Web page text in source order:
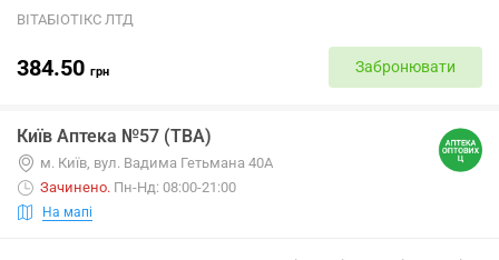
ВІТАБІОТІКС ЛТД
384.50 грн Забронювати
Київ Аптека №57 (ТВА)
м. Київ, вул. Вадима Гетьмана 40А
Зачинено. Пн-Нд: 08:00-21:00
На мапі